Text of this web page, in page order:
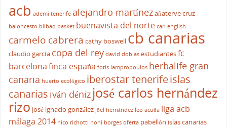
acb ademi tenerife alejandro martínezañaterve cruz
baloncesto bilbao basket buenavista del norte carl english
carmelo cabrera cathy boswell cb canarias
claudio garcía copa del rey david doblas estudiantesfc
barcelonafinca españa fotis lampropoulos herbalife gran
canaria huerto ecológico iberostar tenerifeislas
canarias iván déniz josé carlos hernández
rizo josé ignacio gonzález jöel hernández leo acuña liga acb
málaga 2014 nico richotti noni borges oferta pabellón islas canarias